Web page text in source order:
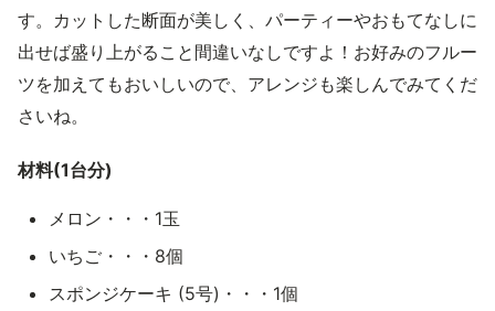
す。カットした断面が美しく、パーティーやおもてなしに
出せば盛り上がること間違いなしですよ！お好みのフルー
ツを加えてもおいしいので、アレンジも楽しんでみてくだ
さいね。
材料(1台分)
メロン・・・1玉
いちご・・・8個
スポンジケーキ (5号)・・・1個